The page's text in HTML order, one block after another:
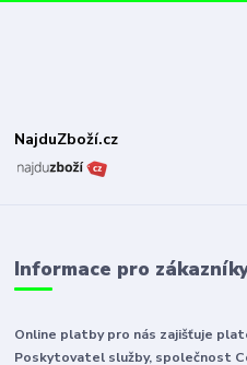
NajduZboží.cz
Informace pro
Online platby pro nás zajišťuje
Poskytovatel služby, společnost